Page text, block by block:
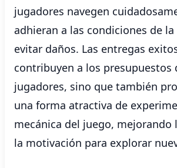
jugadores navegen
adhieran a las condiciones de
evitar daños. Las entregas
contribuyen a los presupuestos
jugadores, sino que también
una forma atractiva de
mecánica del juego, mejorando
la motivación para explorar